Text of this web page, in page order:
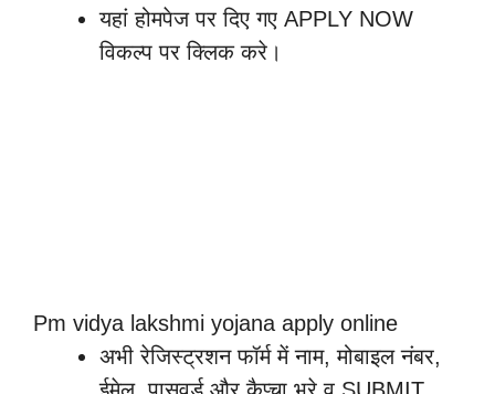
यहां होमपेज पर दिए गए APPLY NOW
विकल्प पर क्लिक करे।
Pm vidya lakshmi yojana apply online
अभी रेजिस्ट्रशन फॉर्म में नाम, मोबाइल नंबर,